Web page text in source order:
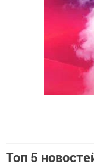
Топ 5